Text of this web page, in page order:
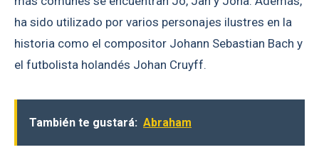
ha sido utilizado por varios personajes ilustres en la
historia como el compositor Johann Sebastian Bach y
el futbolista holandés Johan Cruyff.
También te gustará: Abraham